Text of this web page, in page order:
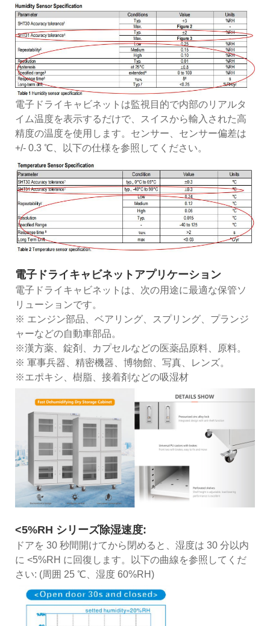
電子ドライキャビネットは監視目的で内部のリアルタ
イム温度を表示するだけで、スイスから輸入された高
精度の温度を使用します。センサー、センサー偏差は
+/- 0.3 ℃、以下の仕様を参照してください。
電子ドライキャビネットアプリケーション
電子ドライキャビネットは、次の用途に最適な保管ソ
リューションです。
※ エンジン部品、ベアリング、スプリング、プランジ
ャーなどの自動車部品。
※漢方薬、錠剤、カプセルなどの医薬品原料、原料。
※ 軍事兵器、精密機器、博物館、写真、レンズ。
※エポキシ、樹脂、接着剤などの吸湿材
<5%RH シリーズ除湿速度:
ドアを 30 秒間開けてから閉めると、湿度は 30 分以内
に <5%RH に回復します。以下の曲線を参照してくだ
さい: (周囲 25 ℃、湿度 60%RH)